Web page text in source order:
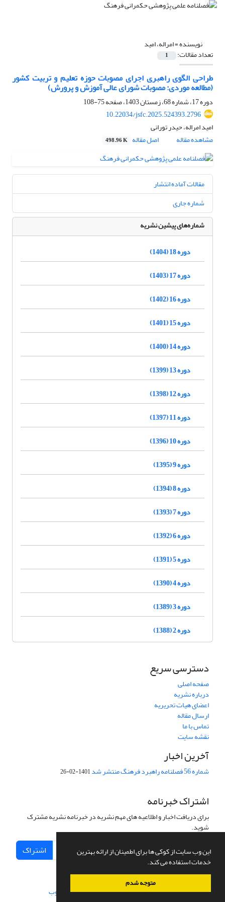
این وب سایت از کوکی ها برای اطمینان از ارائه بهترین
خدمات استفاده می کند.
متوجه شدم
نویسنده =امراله، امید
تعداد مقالات: 1
طراحی الگوی راهبری اجرای مصوبات حوزه تعلیم و تربیت کشور
(مطالعه موردی: مصوبات شورای عالی آموزش و پرورش)
دوره 17، شماره 68، زمستان 1403، صفحه
75-108
10.22034/jsfc.2025.524393.2796
امید امراله، حیدر تورانی
مشاهده مقاله
اصل مقاله 498.96 K
مقالات آماده انتشار
شماره جاری
شماره‌های پیشین نشریه
دوره 18 (1404)
دوره 17 (1403)
دوره 16 (1402)
دوره 15 (1401)
دوره 14 (1400)
دوره 13 (1399)
دوره 12 (1398)
دوره 11 (1397)
دوره 10 (1396)
دوره 9 (1395)
دوره 8 (1394)
دوره 7 (1393)
دوره 6 (1392)
دوره 5 (1391)
دوره 4 (1390)
دوره 3 (1389)
دوره 2 (1388)
دسترسی سریع
صفحه اصلی
درباره نشریه
اعضای هیات تحریریه
ارسال مقاله
تماس با ما
نقشه سایت
آخرین اخبار
شماره 56 فصلنامه راهبرد فرهنگ منتشر شد 1401-02-26
اشتراک خبرنامه
برای دریافت اخبار و اطلاعیه های مهم نشریه در خبرنامه نشریه مشترک
شوید.
اشتراک
سامانه مدیریت نشریات علمی.طراحی و پیاده سازی از سیناوب